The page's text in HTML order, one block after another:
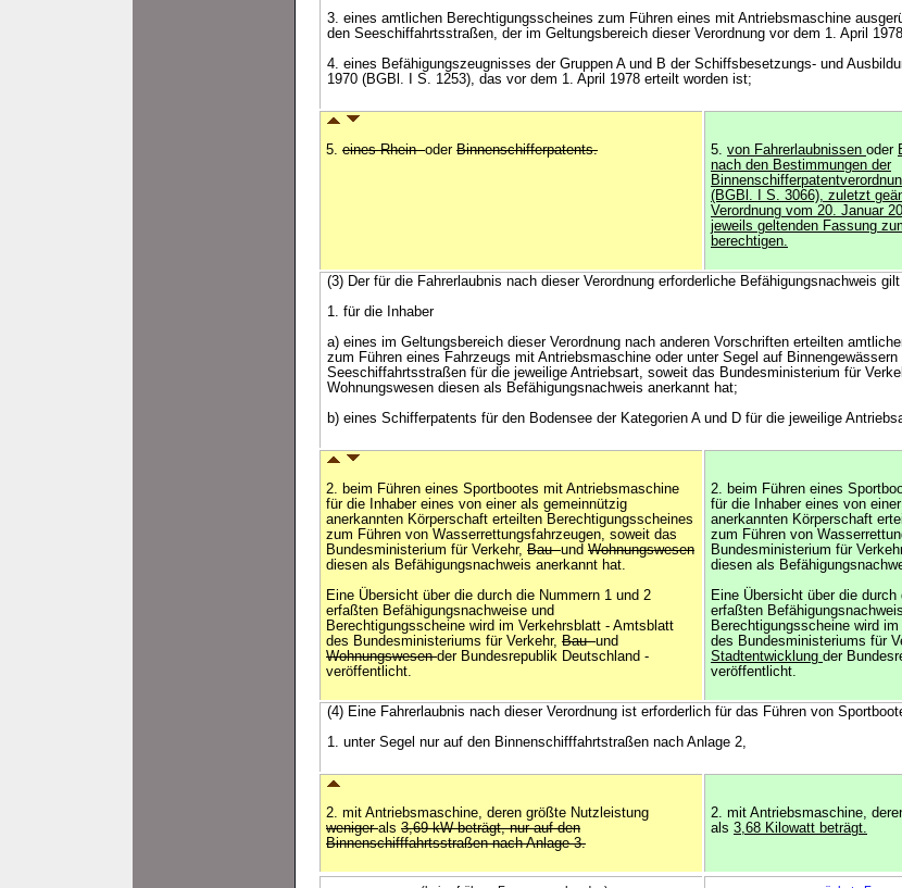
3. eines amtlichen Berechtigungsscheines zum Führen eines mit Antriebsmaschine
den Seeschiffahrtsstraßen, der im Geltungsbereich dieser Verordnung vor dem 1. April
4. eines Befähigungszeugnisses der Gruppen A und B der Schiffsbesetzungs- und
1970 (BGBl. I S. 1253), das vor dem 1. April 1978 erteilt worden ist;
5. eines Rhein-oder Binnenschifferpatents. 5. von Fahrerlaubnissen oder
nach den Bestimmungen der
(BGBl. I S. 3066), zuletzt
Verordnung vom 20. Januar
jeweils geltenden Fassung
berechtigen.
(3) Der für die Fahrerlaubnis nach dieser Verordnung erforderliche Befähigungsnachweis
1. für die Inhaber
a) eines im Geltungsbereich dieser Verordnung nach anderen Vorschriften erteilten
zum Führen eines Fahrzeugs mit Antriebsmaschine oder unter Segel auf Binnengewässern
Seeschiffahrtsstraßen für die jeweilige Antriebsart, soweit das Bundesministerium für
Wohnungswesen diesen als Befähigungsnachweis anerkannt hat;
b) eines Schifferpatents für den Bodensee der Kategorien A und D für die jeweilige
2. beim Führen eines Sportbootes mit Antriebsmaschine
für die Inhaber eines von einer als gemeinnützig
anerkannten Körperschaft erteilten Berechtigungsscheines
zum Führen von Wasserrettungsfahrzeugen, soweit das
Bundesministerium für Verkehr, Bau-und Wohnungswesen
diesen als Befähigungsnachweis anerkannt hat.
Eine Übersicht über die durch die Nummern 1 und 2
erfaßten Befähigungsnachweise und
Berechtigungsscheine wird im Verkehrsblatt - Amtsblatt
des Bundesministeriums für Verkehr, Bau-und
Wohnungswesender Bundesrepublik Deutschland -
veröffentlicht.
2. beim Führen eines
für die Inhaber eines von
anerkannten Körperschaft
zum Führen von
Bundesministerium für
diesen als
Eine Übersicht über die
erfaßten
Berechtigungsscheine wird
des Bundesministeriums für
Stadtentwicklung der
veröffentlicht.
(4) Eine Fahrerlaubnis nach dieser Verordnung ist erforderlich für das Führen von
1. unter Segel nur auf den Binnenschifffahrtstraßen nach Anlage 2,
2. mit Antriebsmaschine, deren größte Nutzleistung
wenigerals 3,69 kW beträgt, nur auf den
Binnenschifffahrtsstraßen nach Anlage 3.
2. mit Antriebsmaschine,
als 3,68 Kilowatt beträgt.